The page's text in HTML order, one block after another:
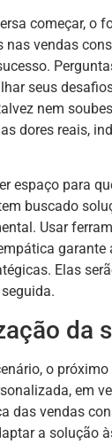
começar, o
nas vendas
seus
nem
dores reais,
espaço para
buscado
Usar
garante
Elas
da
o
em
das vendas
a solução